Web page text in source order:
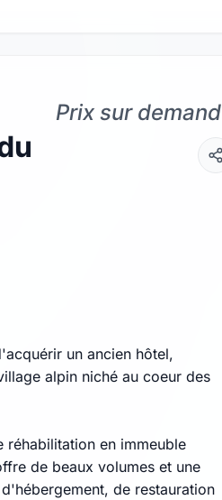
Prix sur
un ancien hôtel,
alpin niché au coeur des
réhabilitation en immeuble
de beaux volumes et une
de restauration